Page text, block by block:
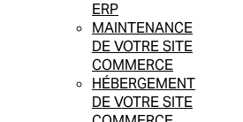
ERP
MAINTENANCE
DE VOTRE SITE
COMMERCE
HÉBERGEMENT
DE VOTRE SITE